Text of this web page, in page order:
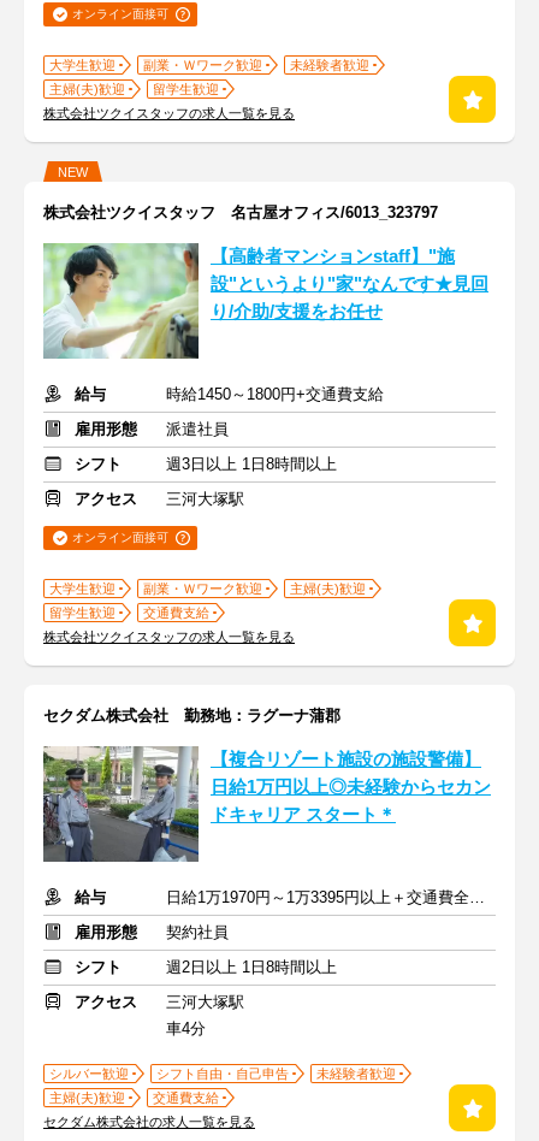
オンライン面接可
大学生歓迎 副業・Ｗワーク歓迎
未経験者歓迎
主婦(夫)歓迎
留学生歓迎
株式会社ツクイスタッフの求人一覧を見る
NEW
株式会社ツクイスタッフ 名古屋オフィス/6013_323797
【高齢者マンションstaff】"施
設"というより"家"なんです★見回
り/介助/支援をお任せ
給与
時給1450～1800円+交通費支給
雇用形態
派遣社員
シフト
週3日以上 1日8時間以上
アクセス
三河大塚駅
オンライン面接可
大学生歓迎 副業・Ｗワーク歓迎
主婦(夫)歓迎
留学生歓迎
交通費支給
株式会社ツクイスタッフの求人一覧を見る
セクダム株式会社 勤務地：ラグーナ蒲郡
【複合リゾート施設の施設警備】
日給1万円以上◎未経験からセカン
ドキャリア スタート＊
給与
日給1万1970円～1万3395円以上＋交通費全額支給
雇用形態
契約社員
シフト
週2日以上 1日8時間以上
アクセス
三河大塚駅
車4分
シルバー歓迎 シフト自由・自己申告
未経験者歓迎
主婦(夫)歓迎
交通費支給
セクダム株式会社の求人一覧を見る